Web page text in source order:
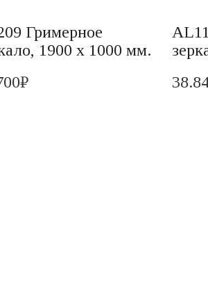
Гримерное
1900 х 1000 мм.
₽